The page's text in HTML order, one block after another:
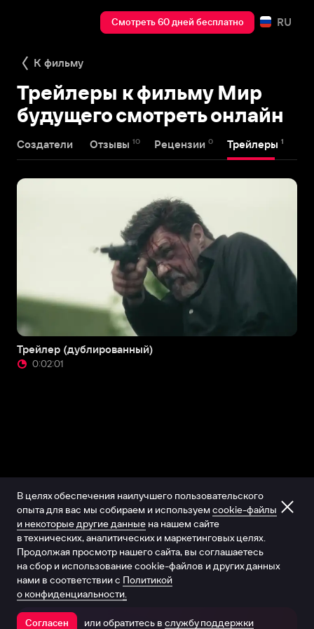
Смотреть 60 дней бесплатно RU
К фильму
Трейлеры к фильму Мир
будущего смотреть онлайн
Создатели Отзывы 10 Рецензии 0 Трейлеры 1
Трейлер (дублированный)
0:02:01
Открыть в приложении
В целях обеспечения наилучшего пользовательского
опыта для вас мы собираем и используем cookie-файлы
и некоторые другие данные на нашем сайте
в технических, аналитических и маркетинговых целях.
Продолжая просмотр нашего сайта, вы соглашаетесь
на сбор и использование cookie-файлов и других данных
нами в соответствии с Политикой
о конфиденциальности.
Согласен или обратитесь в службу поддержки